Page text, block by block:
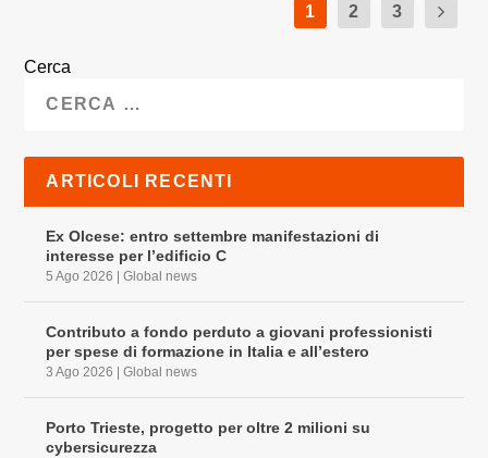
1 2 3
Cerca
ARTICOLI RECENTI
Ex Olcese: entro settembre manifestazioni di
interesse per l’edificio C
5 Ago 2026 |Global news
Contributo a fondo perduto a giovani professionisti
per spese di formazione in Italia e all’estero
3 Ago 2026 |Global news
Porto Trieste, progetto per oltre 2 milioni su
cybersicurezza